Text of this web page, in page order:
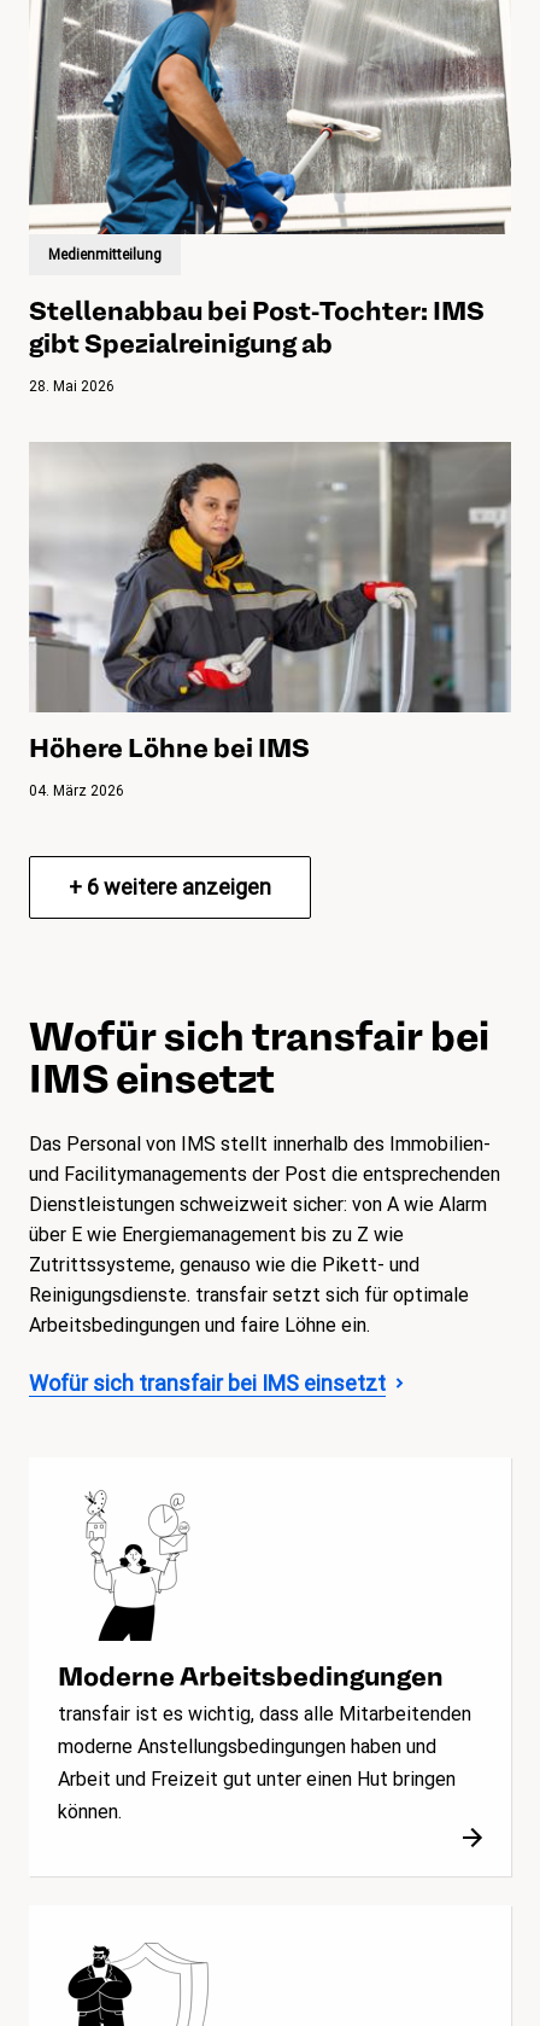
Medienmitteilung
Stellenabbau bei Post-Tochter: IMS
gibt Spezialreinigung ab
28. Mai 2026
Höhere Löhne bei IMS
04. März 2026
+ 6weitere anzeigen
Wofür sich transfair bei
IMS einsetzt
Das Personal von IMS stellt innerhalb des Immobilien-
und Facilitymanagements der Post die entsprechenden
Dienstleistungen schweizweit sicher: von A wie Alarm
über E wie Energiemanagement bis zu Z wie
Zutrittssysteme, genauso wie die Pikett- und
Reinigungsdienste. transfair setzt sich für optimale
Arbeitsbedingungen und faire Löhne ein.
Wofür sich transfair bei IMS einsetzt
Moderne Arbeitsbedingungen
transfair ist es wichtig, dass alle Mitarbeitenden
moderne Anstellungsbedingungen haben und
Arbeit und Freizeit gut unter einen Hut bringen
können.